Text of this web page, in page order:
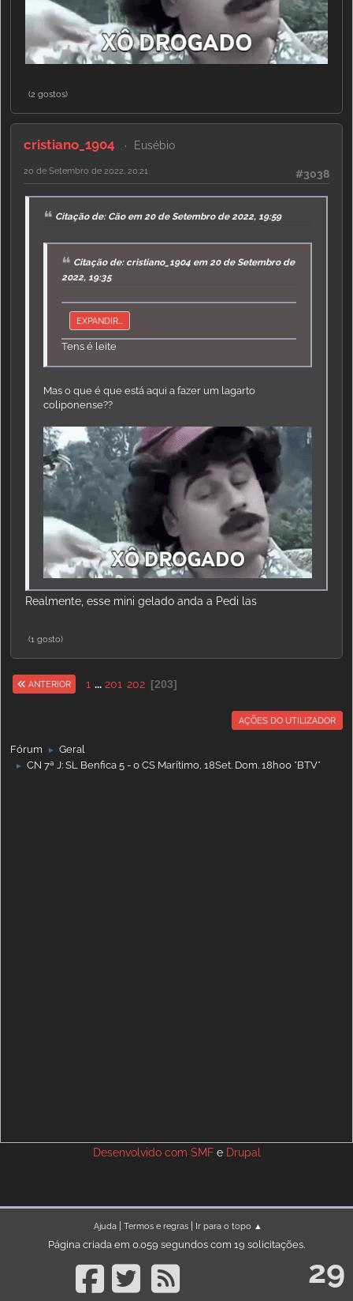
(2 gostos)
cristiano_1904 Eusébio
#3038
20 de Setembro de 2022, 20:21
Citação de: Cão em 20 de Setembro de 2022, 19:59
Citação de: cristiano_1904 em 20 de Setembro de
2022, 19:35
EXPANDIR...
Tens é leite
Mas o que é que está aqui a fazer um lagarto
coliponense??
Realmente, esse mini gelado anda a Pedi las
(1 gosto)
ANTERIOR 1 ... 201 202 203
AÇÕES DO UTILIZADOR
Fórum ► Geral
► CN 7ª J: SL Benfica 5 - 0 CS Marítimo, 18Set. Dom. 18h00 *BTV*
Desenvolvido com SMFe Drupal
Ajuda| Termos e regras| Ir para o topo ▲
Página criada em 0.059 segundos com 19 solicitações.
29